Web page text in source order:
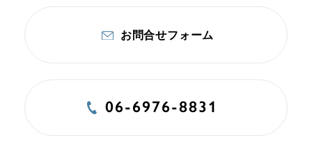
お問合せフォーム
06-6976-8831